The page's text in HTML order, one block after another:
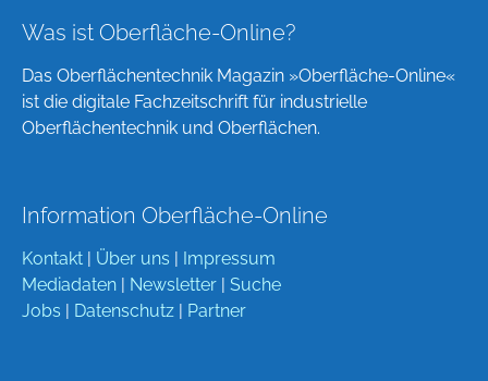
Was ist Oberfläche-Online?
Das Oberflächentechnik Magazin »Oberfläche-Online«
ist die digitale Fachzeitschrift für industrielle
Oberflächentechnik und Oberflächen.
Information Oberfläche-Online
Kontakt Über uns
Impressum
Mediadaten
Newsletter
Suche
Jobs
Datenschutz Partner